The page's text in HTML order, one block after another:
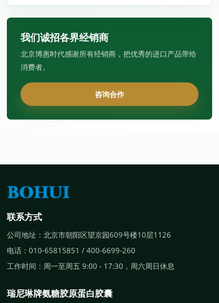
我们诚招各界经销商
北京博惠时代感谢所有经销商，把优秀的进口产品带给
消费者。
咨询合作
联系方式
公司地址：北京市朝阳区望京园609号楼10层1126
电话：010-65815851 / 400-6699-260
工作时间：周一至周五 9:00 - 17:30，周六周日休息
瑞尼琳牌氨糖胶原蛋白胶囊